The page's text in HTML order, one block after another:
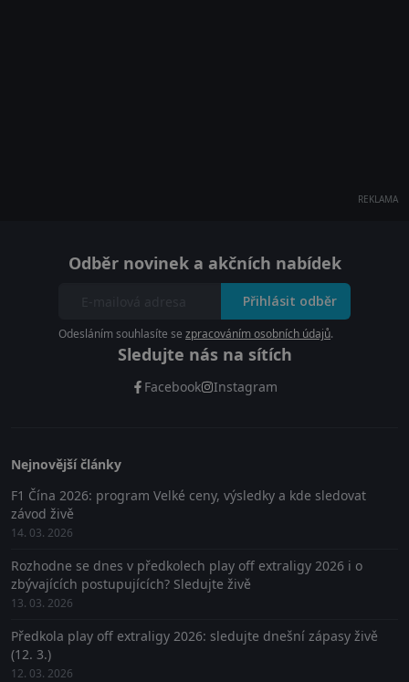
REKLAMA
Odběr novinek a akčních nabídek
Přihlásit odběr
Odesláním souhlasíte se zpracováním osobních údajů.
Sledujte nás na sítích
Facebook Instagram
Nejnovější články
F1 Čína 2026: program Velké ceny, výsledky a kde sledovat
závod živě
14. 03. 2026
Rozhodne se dnes v předkolech play off extraligy 2026 i o
zbývajících postupujících? Sledujte živě
13. 03. 2026
Předkola play off extraligy 2026: sledujte dnešní zápasy živě
(12. 3.)
12. 03. 2026